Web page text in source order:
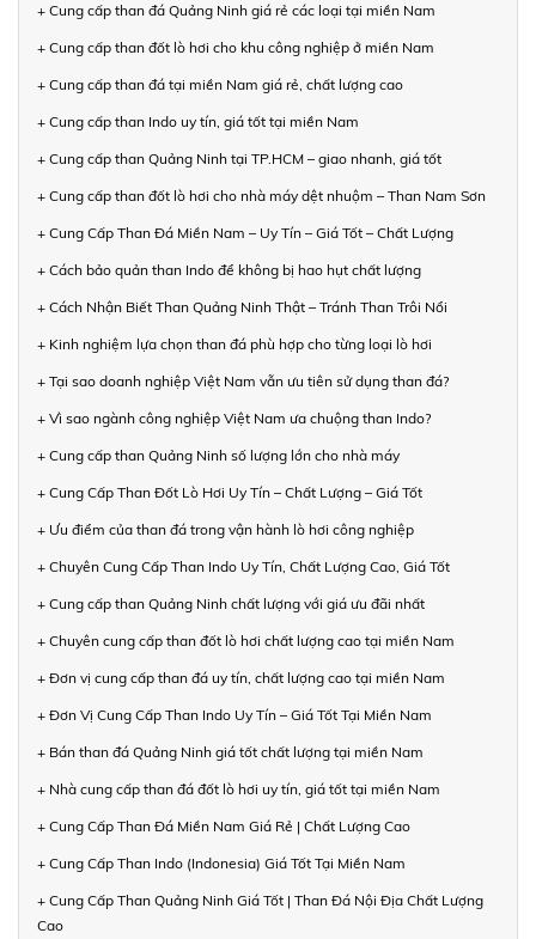
+ Cung cấp than đá Quảng Ninh giá rẻ các loại tại miền Nam
+ Cung cấp than đốt lò hơi cho khu công nghiệp ở miền Nam
+ Cung cấp than đá tại miền Nam giá rẻ, chất lượng cao
+ Cung cấp than Indo uy tín, giá tốt tại miền Nam
+ Cung cấp than Quảng Ninh tại TP.HCM – giao nhanh, giá tốt
+ Cung cấp than đốt lò hơi cho nhà máy dệt nhuộm – Than Nam Sơn
+ Cung Cấp Than Đá Miền Nam – Uy Tín – Giá Tốt – Chất Lượng
+ Cách bảo quản than Indo để không bị hao hụt chất lượng
+ Cách Nhận Biết Than Quảng Ninh Thật – Tránh Than Trôi Nổi
+ Kinh nghiệm lựa chọn than đá phù hợp cho từng loại lò hơi
+ Tại sao doanh nghiệp Việt Nam vẫn ưu tiên sử dụng than đá?
+ Vì sao ngành công nghiệp Việt Nam ưa chuộng than Indo?
+ Cung cấp than Quảng Ninh số lượng lớn cho nhà máy
+ Cung Cấp Than Đốt Lò Hơi Uy Tín – Chất Lượng – Giá Tốt
+ Ưu điểm của than đá trong vận hành lò hơi công nghiệp
+ Chuyên Cung Cấp Than Indo Uy Tín, Chất Lượng Cao, Giá Tốt
+ Cung cấp than Quảng Ninh chất lượng với giá ưu đãi nhất
+ Chuyên cung cấp than đốt lò hơi chất lượng cao tại miền Nam
+ Đơn vị cung cấp than đá uy tín, chất lượng cao tại miền Nam
+ Đơn Vị Cung Cấp Than Indo Uy Tín – Giá Tốt Tại Miền Nam
+ Bán than đá Quảng Ninh giá tốt chất lượng tại miền Nam
+ Nhà cung cấp than đá đốt lò hơi uy tín, giá tốt tại miền Nam
+ Cung Cấp Than Đá Miền Nam Giá Rẻ | Chất Lượng Cao
+ Cung Cấp Than Indo (Indonesia) Giá Tốt Tại Miền Nam
+ Cung Cấp Than Quảng Ninh Giá Tốt | Than Đá Nội Địa Chất Lượng
Cao